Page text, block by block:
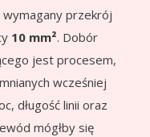
wymagany przekrój
10 mm². Dobór
jest procesem,
wcześniej
długość linii oraz
mógłby się